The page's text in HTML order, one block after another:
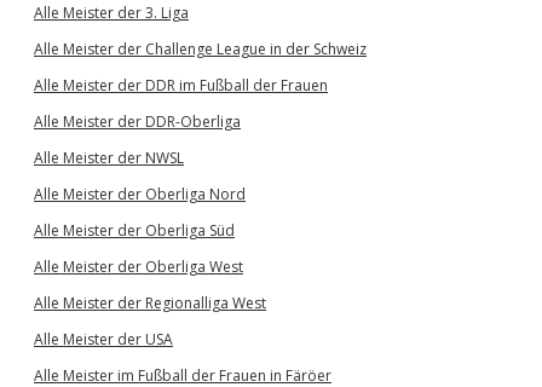
Alle Meister der 3. Liga
Alle Meister der Challenge League in der Schweiz
Alle Meister der DDR im Fußball der Frauen
Alle Meister der DDR-Oberliga
Alle Meister der NWSL
Alle Meister der Oberliga Nord
Alle Meister der Oberliga Süd
Alle Meister der Oberliga West
Alle Meister der Regionalliga West
Alle Meister der USA
Alle Meister im Fußball der Frauen in Färöer